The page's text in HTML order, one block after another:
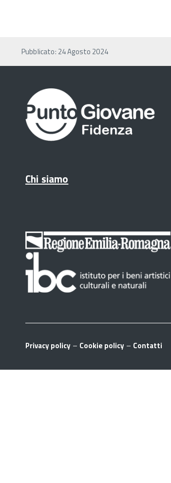
Pubblicato: 24 Agosto 2024
Chi siamo
Privacy policy – Cookie policy – Contatti